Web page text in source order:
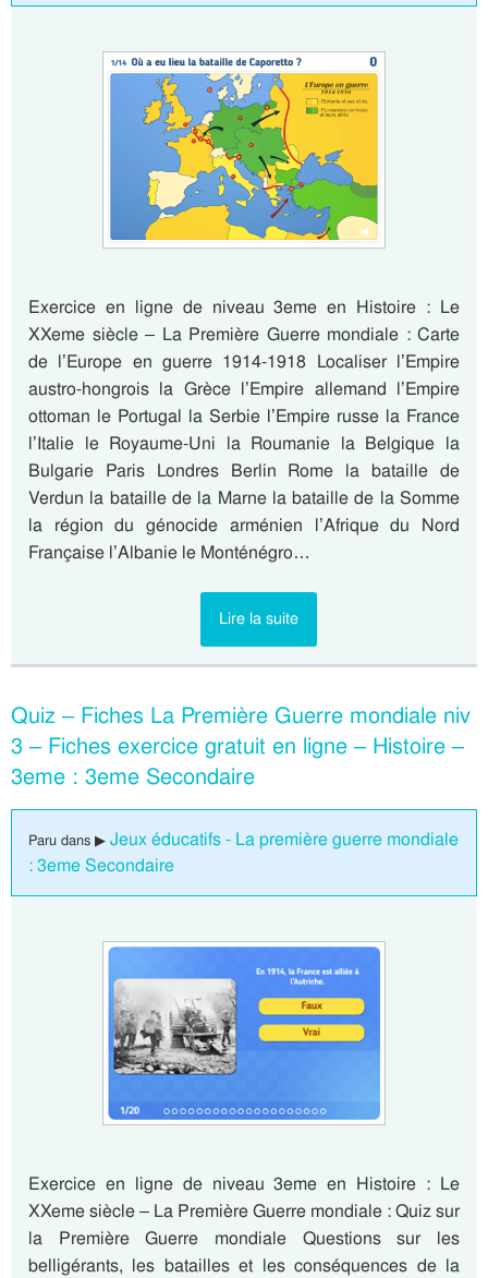
Exercice en ligne de niveau 3eme en Histoire : Le
XXeme siècle – La Première Guerre mondiale : Carte
de l’Europe en guerre 1914-1918 Localiser l’Empire
austro-hongrois la Grèce l’Empire allemand l’Empire
ottoman le Portugal la Serbie l’Empire russe la France
l’Italie le Royaume-Uni la Roumanie la Belgique la
Bulgarie Paris Londres Berlin Rome la bataille de
Verdun la bataille de la Marne la bataille de la Somme
la région du génocide arménien l’Afrique du Nord
Française l’Albanie le Monténégro…
Lire la suite
Quiz – Fiches La Première Guerre mondiale niv
3 – Fiches exercice gratuit en ligne – Histoire –
3eme : 3eme Secondaire
Paru dans ▶ Jeux éducatifs - La première guerre mondiale
: 3eme Secondaire
Exercice en ligne de niveau 3eme en Histoire : Le
XXeme siècle – La Première Guerre mondiale : Quiz sur
la Première Guerre mondiale Questions sur les
belligérants, les batailles et les conséquences de la